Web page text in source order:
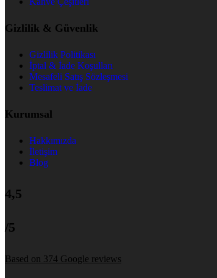
Gizlilik & Güvenlik
Gizlilik Politikası
İptal & İade Koşulları
Mesafeli Satış Sözleşmesi
Teslimat ve İade
Kurumsal
Hakkımızda
İletişim
Blog
4,5
/5
Based on 374 Google reviews